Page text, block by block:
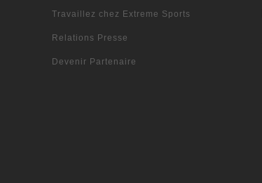
Travaillez chez Extreme Sports
Relations Presse
Devenir Partenaire